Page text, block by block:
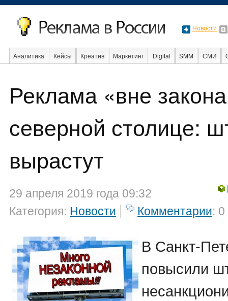
Новости
Аналитика Кейсы Креатив Маркетинг Digital SMM СМИ
Реклама «вне
северной столице:
вырастут
29 апреля 2019 года 09:32
Категория: Новости Комментарии: 0
В Санкт-
повысили